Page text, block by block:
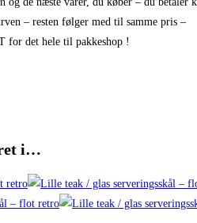
– resten følger med til samme pris –
for det hele til pakkeshop !
i…